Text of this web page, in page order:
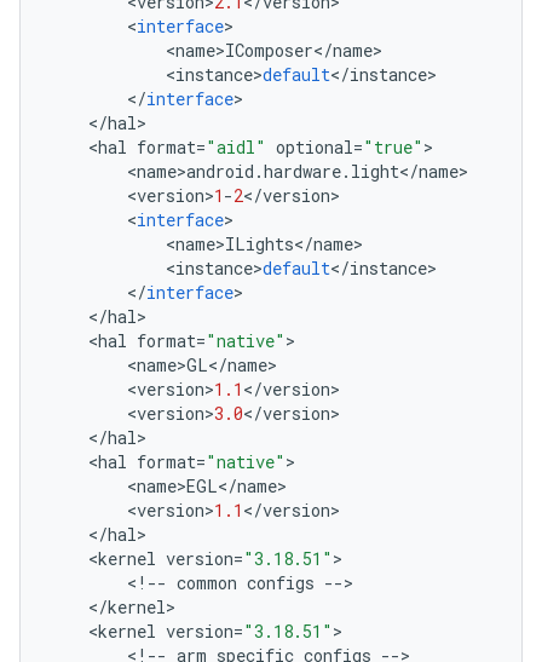
<interface>
<name>IComposer</name>
<instance>default</instance>
</interface>
</hal>
<hal format="aidl" optional="true" >
<name>android .hardware. light</name>
<version>1 -2</version>
<interface>
<name>ILights</name>
<instance>default</instance>
</interface>
</hal>
<hal format="native" >
<name>GL</name>
<version>1.1 </version>
<version>3.0</version>
</hal>
<hal format="native" >
<name>EGL</name>
<version>1.1 </version>
</hal>
<kernel version="3.18.51" >
< ! -- common configs -->
</kernel>
<kernel version="3.18.51" >
< ! -- arm specific configs -->